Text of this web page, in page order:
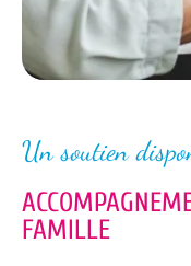
Un soutien
FAMILLE